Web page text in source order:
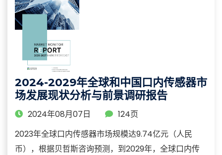
2024-2029年全球和中国口内传感器市
场发展现状分析与前景调研报告
2024年08月07日
124页
2023年全球口内传感器市场规模达9.74亿元（人民
币），根据贝哲斯咨询预测，到2029年，全球口内传